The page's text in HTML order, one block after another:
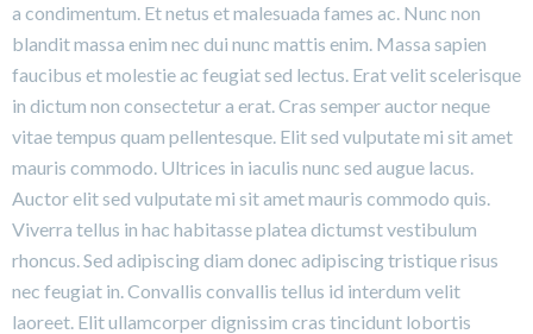
a condimentum. Et netus et malesuada fames ac. Nunc non
blandit massa enim nec dui nunc mattis enim. Massa sapien
faucibus et molestie ac feugiat sed lectus. Erat velit scelerisque
in dictum non consectetur a erat. Cras semper auctor neque
vitae tempus quam pellentesque. Elit sed vulputate mi sit amet
mauris commodo. Ultrices in iaculis nunc sed augue lacus.
Auctor elit sed vulputate mi sit amet mauris commodo quis.
Viverra tellus in hac habitasse platea dictumst vestibulum
rhoncus. Sed adipiscing diam donec adipiscing tristique risus
nec feugiat in. Convallis convallis tellus id interdum velit
laoreet. Elit ullamcorper dignissim cras tincidunt lobortis